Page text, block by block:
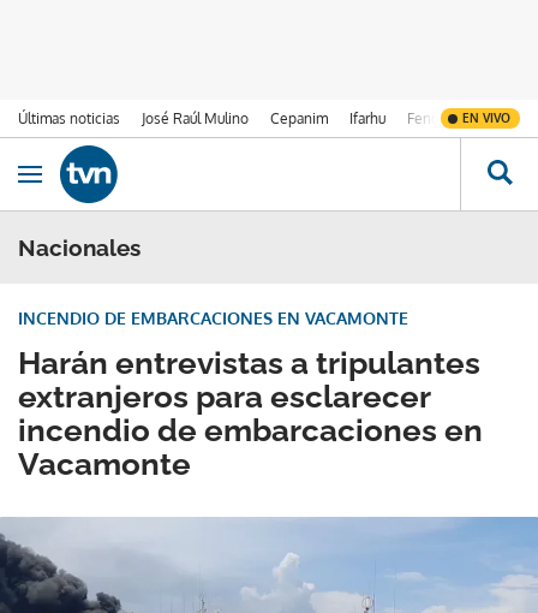
Últimas noticias José Raúl Mulino Cepanim Ifarhu Fenómeno de El
EN VIVO
Ir al contenido
Obrir navegació
Nacionales
Harán entrevistas a tripulantes
extranjeros para esclarecer
incendio de embarcaciones en
Vacamonte
INCENDIO DE EMBARCACIONES EN VACAMONTE